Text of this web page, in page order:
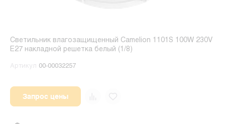
Светильник влагозащищенный Camelion 1101S 100W 230V
E27 накладной решетка белый (1/8)
Артикул 00-00032257
Запрос цены